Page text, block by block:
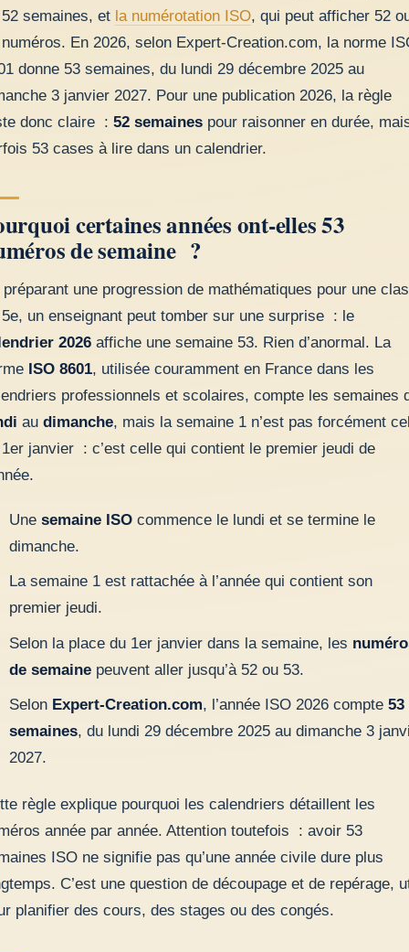
semaines, et la numérotation ISO, qui peut afficher 52
En 2026, selon Expert-Creation.com, la norme
donne 53 semaines, du lundi 29 décembre 2025 au
3 janvier 2027. Pour une publication 2026, la règle
donc claire : 52 semaines pour raisonner en durée,
53 cases à lire dans un calendrier.
certaines années ont-elles 53
de semaine ?
préparant une progression de mathématiques pour une
un enseignant peut tomber sur une surprise : le
2026 affiche une semaine 53. Rien d’anormal. La
ISO 8601, utilisée couramment en France dans les
professionnels et scolaires, compte les semaines
au dimanche, mais la semaine 1 n’est pas forcément
janvier : c’est celle qui contient le premier jeudi de
Une semaine ISOcommence le lundi et se termine le
dimanche.
La semaine 1 est rattachée à l’année qui contient son
premier jeudi.
Selon la place du 1er janvier dans la semaine, les
de semainepeuvent aller jusqu’à 52 ou 53.
Selon Expert-Creation.com, l’année ISO 2026 compte 53
semaines, du lundi 29 décembre 2025 au dimanche 3
2027.
règle explique pourquoi les calendriers détaillent les
année par année. Attention toutefois : avoir 53
ISO ne signifie pas qu’une année civile dure plus
C’est une question de découpage et de repérage,
planifier des cours, des stages ou des congés.